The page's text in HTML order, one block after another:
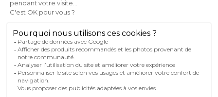
FRANCE